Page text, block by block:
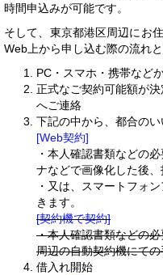
時間申込みが可能です。
そして、東京都港区周辺にお
Web上から申し込む際の流れと
PC・スマホ・携帯など
正式なご契約可能額が
へご連絡
下記の中から、都合の
[Web契約]
・本人確認書類などの
ナなどで画像化した後
・又は、スマートフォ
きます。
[契約機で契約]
・本人確認書類などの
周辺の自動契約機にて
借入れ開始